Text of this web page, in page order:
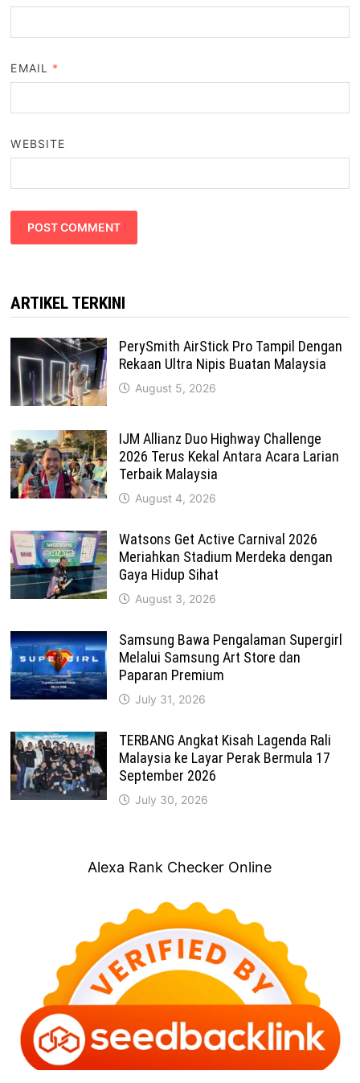
EMAIL *
WEBSITE
ARTIKEL TERKINI
PerySmith AirStick Pro Tampil Dengan
Rekaan Ultra Nipis Buatan Malaysia
August 5, 2026
IJM Allianz Duo Highway Challenge
2026 Terus Kekal Antara Acara Larian
Terbaik Malaysia
August 4, 2026
Watsons Get Active Carnival 2026
Meriahkan Stadium Merdeka dengan
Gaya Hidup Sihat
August 3, 2026
Samsung Bawa Pengalaman Supergirl
Melalui Samsung Art Store dan
Paparan Premium
July 31, 2026
TERBANG Angkat Kisah Lagenda Rali
Malaysia ke Layar Perak Bermula 17
September 2026
July 30, 2026
Alexa Rank Checker Online